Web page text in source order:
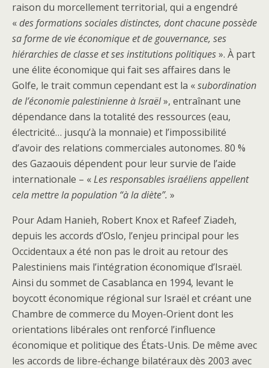
raison du morcellement territorial, qui a engendré
«des formations sociales distinctes, dont chacune possède
sa forme de vie économique et de gouvernance, ses
hiérarchies de classe et ses institutions politiques». À part
une élite économique qui fait ses affaires dans le
Golfe, le trait commun cependant est la «subordination
de l’économie palestinienne à Israël», entraînant une
dépendance dans la totalité des ressources (eau,
électricité… jusqu’à la monnaie) et l’impossibilité
d’avoir des relations commerciales autonomes. 80 %
des Gazaouis dépendent pour leur survie de l’aide
internationale – «Les responsables israéliens appellent
cela mettre la population “à la diète”. »
Pour Adam Hanieh, Robert Knox et Rafeef Ziadeh,
depuis les accords d’Oslo, l’enjeu principal pour les
Occidentaux a été non pas le droit au retour des
Palestiniens mais l’intégration économique d’Israël.
Ainsi du sommet de Casablanca en 1994, levant le
boycott économique régional sur Israël et créant une
Chambre de commerce du Moyen-Orient dont les
orientations libérales ont renforcé l’influence
économique et politique des États-Unis. De même avec
les accords de libre-échange bilatéraux dès 2003 avec